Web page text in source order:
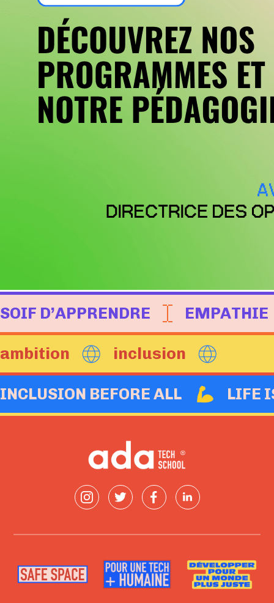
SOIF D’APPRENDRE EMPATHIE
ambition inclusion
INCLUSION BEFORE ALL LIFE